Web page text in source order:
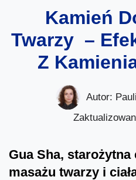
Kamień
Twarzy –
Z
Autor:
Gua Sha,
masażu twarzy i